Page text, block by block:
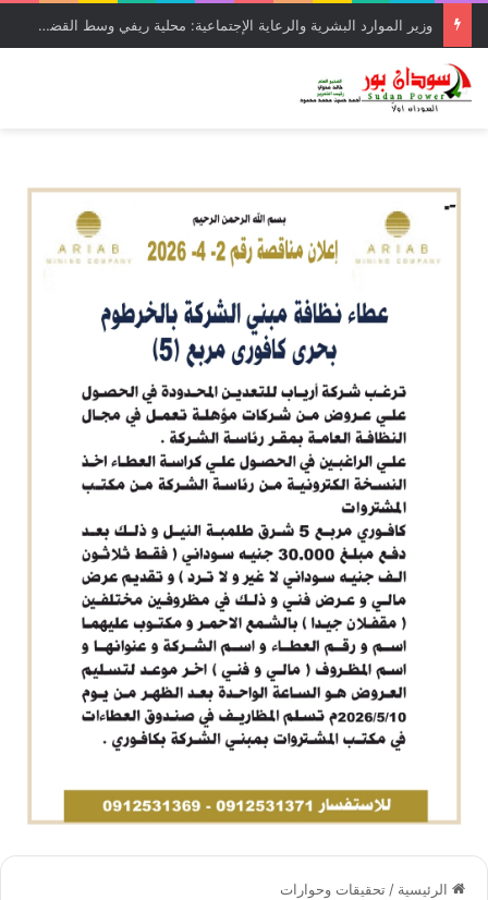
وزير الموارد البشرية والرعاية الإجتماعية: محلية ريفي وسط القضارف تستحق أكبر المشروعات لدورها في جباية الزكاة
الرئيسية /تحقيقات وحوارات